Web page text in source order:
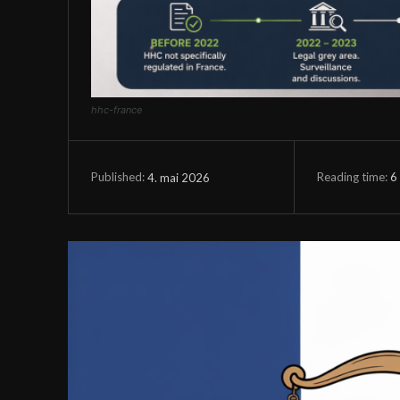
hhc-france
Published:4. mai 2026 Reading time:6